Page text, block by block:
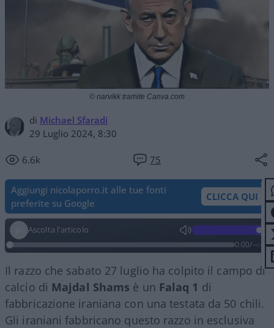
di Michael Sfaradi
29 Luglio 2024, 8:30
6.6k 75
© narvikk tramite Canva.com
Aggiungi nicolaporro.it alle tue fonti
preferite su Google
CLICCA QUI
Ascolta l'articolo
0:00/--:--
Il razzo che sabato 27 luglio ha colpito il campo di
calcio di Majdal Shams è un Falaq 1 di
fabbricazione iraniana con una testata da 50 chili.
Gli iraniani fabbricano questo razzo in esclusiva